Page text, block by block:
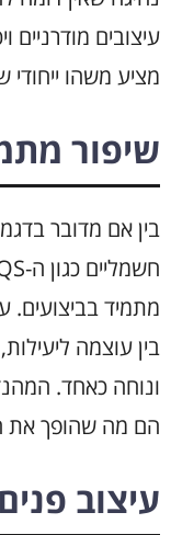
עיצובים מודרניים
מציע משהו ייחודי
שיפור
מתמיד
בין עוצמה
ונוחה כאחד.
הם מה שהופך את
עיצוב